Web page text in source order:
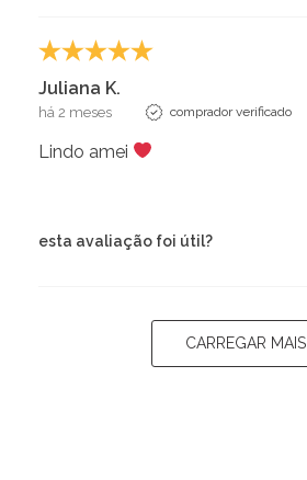
Juliana K.
há 2 meses comprador verificado
Lindo amei
esta avaliação foi útil?
CARREGAR MAIS